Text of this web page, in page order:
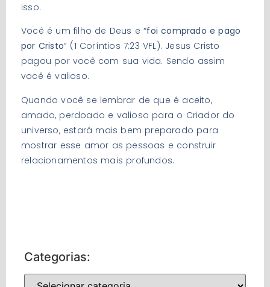
isso.
Você é um filho de Deus e“foi comprado e pago
por Cristo” (1 Coríntios 7:23 VFL). Jesus Cristo
pagou por você com sua vida. Sendo assim
você é valioso.
Quando você se lembrar de que é aceito,
amado, perdoado e valioso para o Criador do
universo, estará mais bem preparado para
mostrar esse amor as pessoas e construir
relacionamentos mais profundos.
Categorias: